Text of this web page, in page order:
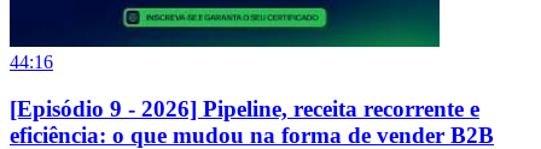
44:16
[Episódio 9 - 2026] Pipeline, receita recorrente e
eficiência: o que mudou na forma de vender B2B